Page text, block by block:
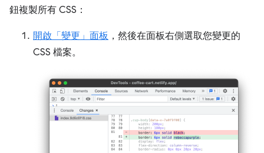
鈕複製所有 CSS：
開啟「變更」 面板 ，然後在面板右側選取您變更的
CSS 檔案。